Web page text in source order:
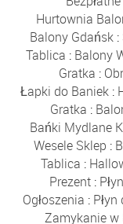
Hurtownia
Balony Gdańsk :
Tablica : Balony
Gratka :
Łapki do Baniek:
Gratka :
Bańki Mydlane
Wesele Sklep :
Tablica :
Prezent :
Ogłoszenia :
Zamykanie w